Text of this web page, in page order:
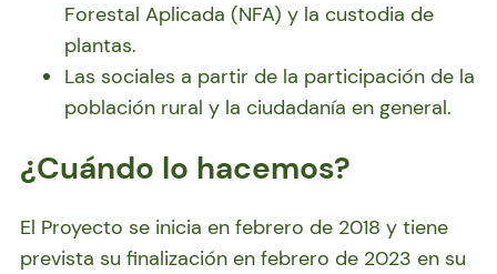
Forestal Aplicada (NFA) y la custodia de
plantas.
Las sociales a partir de la participación de la
población rural y la ciudadanía en general.
¿Cuándo lo hacemos?
El Proyecto se inicia en febrero de 2018 y tiene
prevista su finalización en febrero de 2023 en su